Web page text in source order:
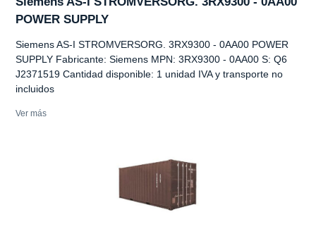
POWER SUPPLY
Siemens AS-I STROMVERSORG. 3RX9300 - 0AA00 POWER
SUPPLY Fabricante: Siemens MPN: 3RX9300 - 0AA00 S: Q6
J2371519 Cantidad disponible: 1 unidad IVA y transporte no
incluidos
Ver más